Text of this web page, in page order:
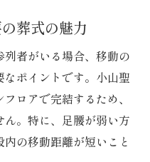
も軽減可能
式の費用メリット
経済的な利点
ランの選び方
賢く節約する方法
る葬式の安心感
葬式の魅力
者がいる場合、移動の
ポイントです。小山聖
ロアで完結するため、
。特に、足腰が弱い方
の移動距離が短いこと